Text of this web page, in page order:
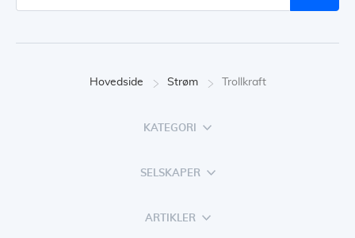
Hovedside Strøm Trollkraft
KATEGORI
SELSKAPER
ARTIKLER